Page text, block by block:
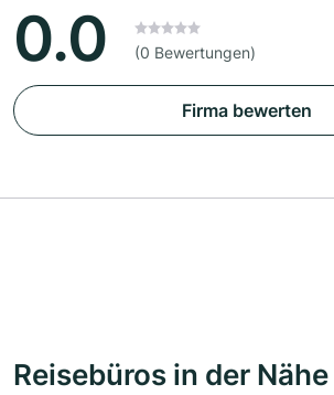
0.0 (0 Bewertungen)
Firma bewerten
Reisebüros in der Nähe